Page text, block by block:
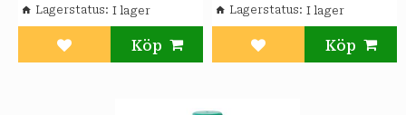
Lägg till i favoriter
Lagerstatus
Lägg till i favoriter
Lagerstatus